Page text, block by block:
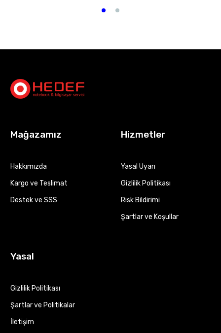
Mağazamız
Hakkımızda
Kargo ve Teslimat
Destek ve SSS
Hizmetler
Yasal Uyarı
Gizlilik Politikası
Risk Bildirimi
Şartlar ve Koşullar
Yasal
Gizlilik Politikası
Şartlar ve Politikalar
İletişim